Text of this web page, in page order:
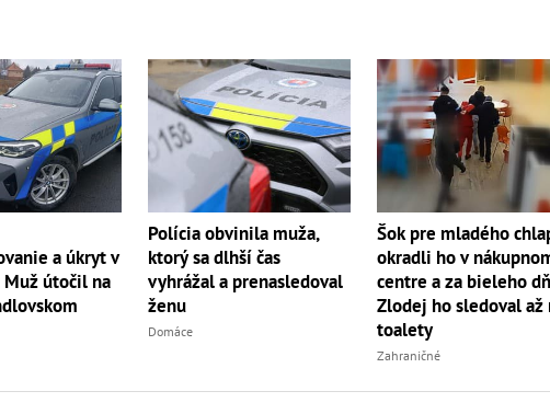
a úkryt v
útočil na
Polícia obvinila muža,
ktorý sa dlhší čas
vyhrážal a prenasledoval
ženu
Domáce
Šok pre mladého
okradli ho v
centre a za bieleho
Zlodej ho sledoval až
toalety
Zahraničné